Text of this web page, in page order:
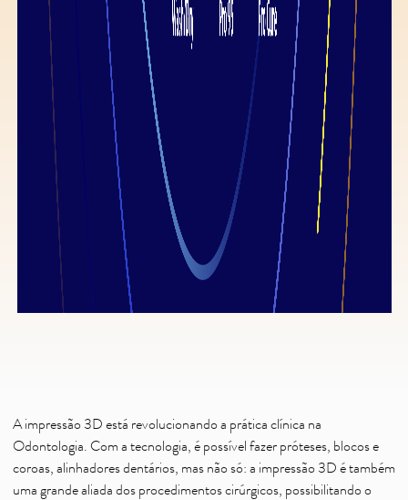
A impressão 3D está revolucionando a prática clínica na
Odontologia. Com a tecnologia, é possível fazer próteses, blocos e
coroas, alinhadores dentários, mas não só: a impressão 3D é também
uma grande aliada dos procedimentos cirúrgicos, possibilitando o